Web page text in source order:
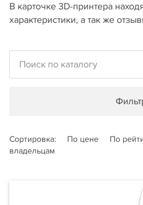
В карточке 3D-принтера
характеристики, а так же
Сортировка: По цене По
владельцам